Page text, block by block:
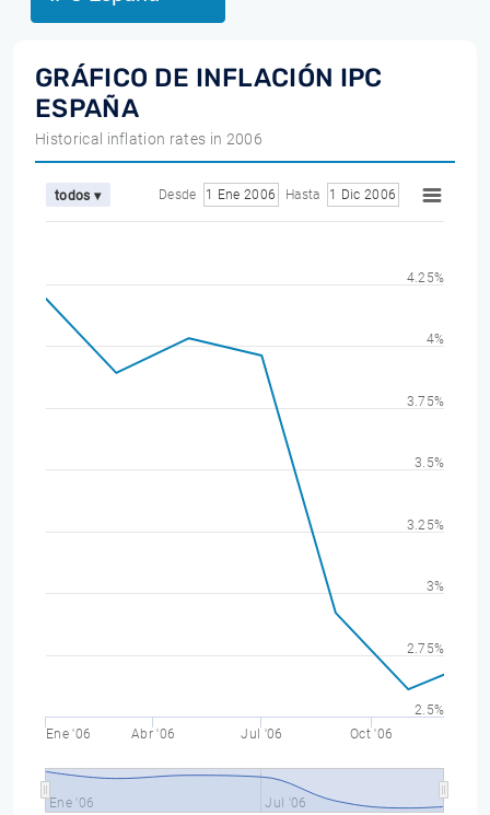
GRÁFICO DE INFLACIÓN IPC
ESPAÑA
Historical inflation rates in 2006
todos ▾ Desde 1 Ene 2006 Hasta 1 Dic 2006
Ene '06 Abr '06 Jul '06 Oct '06
Ene '06 Jul '06
2.5%
2.75%
3%
3.25%
3.5%
3.75%
4%
4.25%